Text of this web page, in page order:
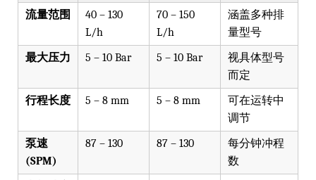
流量范围
40 – 130
L/h
70 – 150
L/h
涵盖多种排
量型号
最大压力
5 – 10 Bar 5 – 10 Bar
视具体型号
而定
行程长度
5 – 8 mm 5 – 8 mm
可在运转中
调节
泵速
(SPM)
87 – 130 87 – 130
每分钟冲程
数